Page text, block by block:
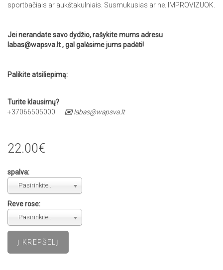
sportbačiais ar aukštakulniais. Susmukusias ar ne. IMPROVIZUOK.
Jei nerandate savo dydžio, rašykite mums adresu
labas@wapsva.lt , gal galėsime jums padėti!
Palikite atsiliepimą:
Turite klausimų?
+37066505000
✉️labas@wapsva.lt
22.00€
spalva:
Pasirinkite...
Reve rose:
Pasirinkite...